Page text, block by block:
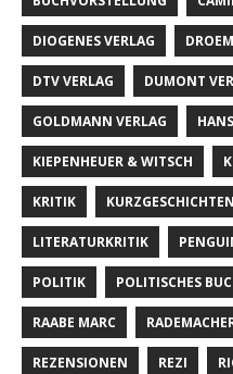
DIOGENES VERLAG
DTV VERLAG DUMONT
GOLDMANN VERLAG
KIEPENHEUER & WITSCH
KRITIK KURZGESCHICHTEN
LITERATURKRITIK
POLITIK POLITISCHES
RAABE MARC
REZENSIONEN REZI